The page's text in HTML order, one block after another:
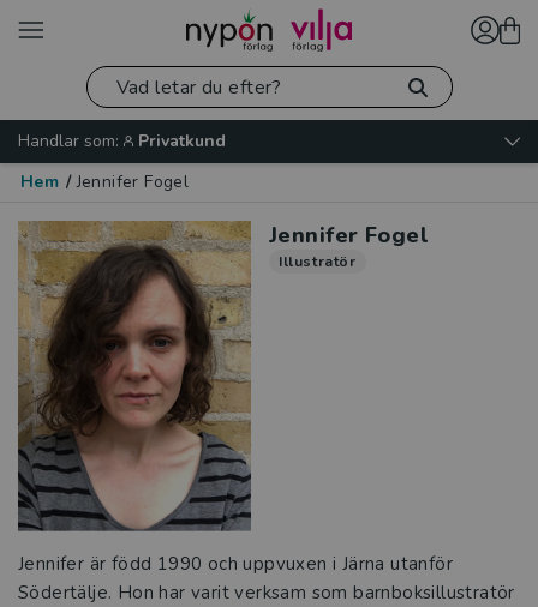
Handlar som:
Privatkund
Hem / Jennifer Fogel
Jennifer Fogel
Illustratör
Jennifer är född 1990 och uppvuxen i Järna utanför
Södertälje. Hon har varit verksam som barnboksillustratör